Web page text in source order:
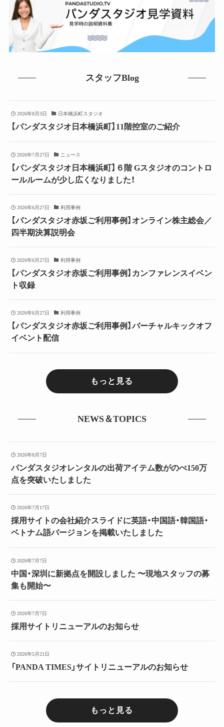
スタッフBlog
2026年8月3日 日本橋浜町スタジオ
【パンダスタジオ日本橋浜町】11階控室のご紹介
2026年7月27日 ニュース
【パンダスタジオ日本橋浜町】６階 Gスタジオのコントロ
ールルームが少し広くなりました！
2026年6月27日 利用事例
【パンダスタジオ赤坂ご利用事例】オンライン株主総会／
四半期決算説明会
2026年6月27日 利用事例
【パンダスタジオ赤坂ご利用事例】カンファレンスイベン
ト収録
2026年6月27日 利用事例
【パンダスタジオ赤坂ご利用事例】バーチャルキックオフ
イベント配信
もっと見る
NEWS＆TOPICS
2026年8月7日
パンダスタジオレンタルの出荷アイテム数がのべ150万
点を突破いたしました
2026年7月17日
採用サイトの会社紹介スライドに英語・中国語・韓国語・
ベトナム語バージョンを掲載いたしました
2026年7月7日
中国・深圳に新拠点を開設しました 〜現地スタッフの募
集も開始〜
2026年7月7日
採用サイトリニューアルのお知らせ
2026年5月21日
「PANDA TIMES」サイトリニューアルのお知らせ
もっと見る